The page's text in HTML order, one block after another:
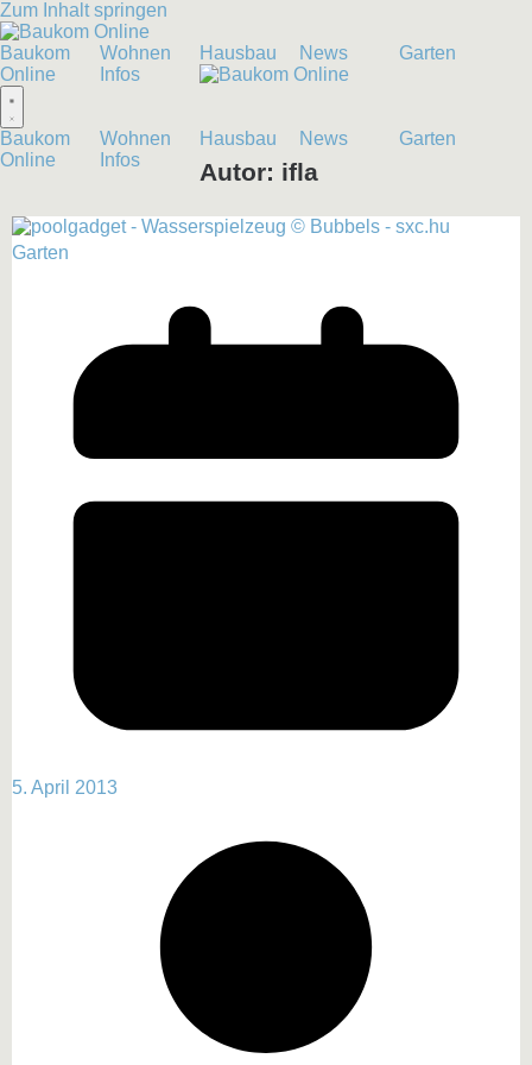
Zum Inhalt springen
Baukom
Online
Wohnen Hausbau News
Garten
Infos
Baukom
Online
Wohnen Hausbau News
Garten
Infos
Autor: ifla
Garten
5. April 2013